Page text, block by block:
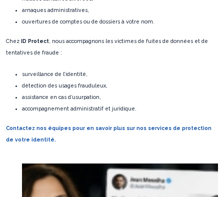
arnaques administratives,
ouvertures de comptes ou de dossiers à votre nom.
Chez ID Protect , nous accompagnons les victimes de fuites de données et de
tentatives de fraude :
surveillance de l’identité,
détection des usages frauduleux,
assistance en cas d’usurpation,
accompagnement administratif et juridique.
Contactez nos équipes pour en savoir plus sur nos services de protection
de votre identité.